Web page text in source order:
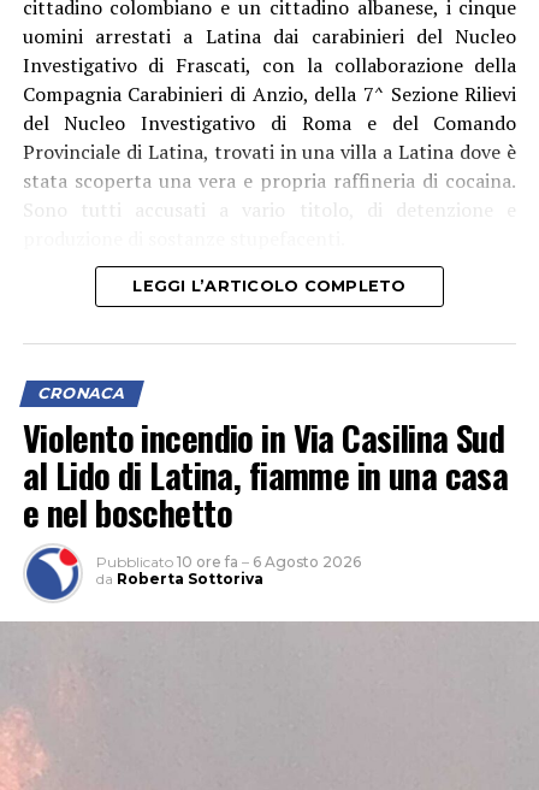
cittadino colombiano e un cittadino albanese, i cinque
uomini arrestati a Latina dai carabinieri del Nucleo
Investigativo di Frascati, con la collaborazione della
Compagnia Carabinieri di Anzio, della 7^ Sezione Rilievi
del Nucleo Investigativo di Roma e del Comando
Provinciale di Latina, trovati in una villa a Latina dove è
stata scoperta una vera e propria raffineria di cocaina.
Sono tutti accusati a vario titolo, di detenzione e
L’attività, che si è svolta grazie anche al supporto del 1°
Reggimento Carabinieri Paracadutisti “Tuscania” e del
accertamenti sul territorio.
LEGGI L’ARTICOLO COMPLETO
CRONACA
Violento incendio in Via Casilina Sud
al Lido di Latina, fiamme in una casa
e nel boschetto
Pubblicato 10 ore fa – 6 Agosto 2026
da Roberta Sottoriva